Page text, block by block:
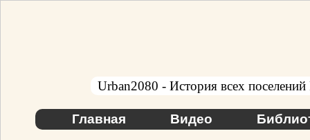
Urban2080 - История всех поселений
Главная Видео